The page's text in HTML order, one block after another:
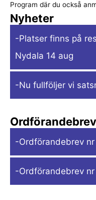
Program där du också
Nyheter
-Platser finns på
Nydala 14 aug
-Nu fullföljer vi
Ordförandebrev
-Ordförandebrev
-Ordförandebrev